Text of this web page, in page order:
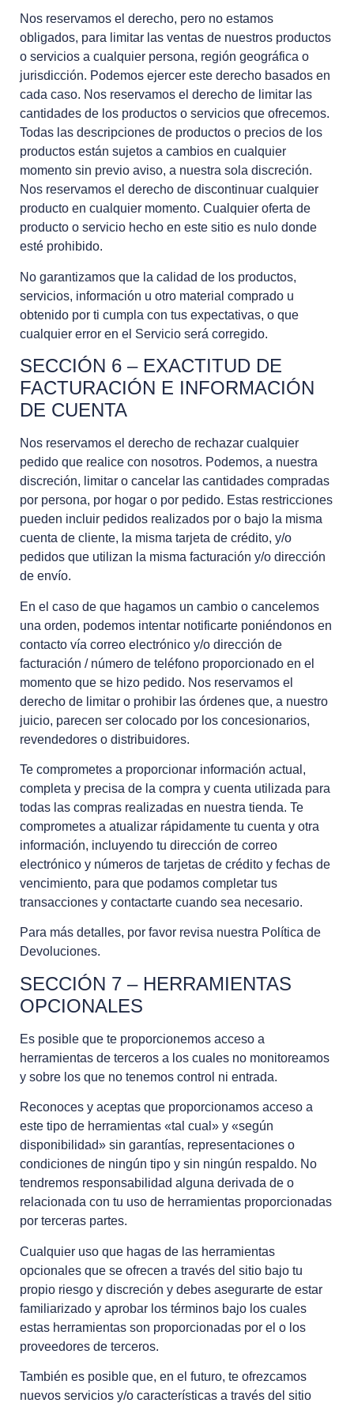
Nos reservamos el derecho, pero no estamos
obligados, para limitar las ventas de nuestros productos
o servicios a cualquier persona, región geográfica o
jurisdicción. Podemos ejercer este derecho basados en
cada caso. Nos reservamos el derecho de limitar las
cantidades de los productos o servicios que ofrecemos.
Todas las descripciones de productos o precios de los
productos están sujetos a cambios en cualquier
momento sin previo aviso, a nuestra sola discreción.
Nos reservamos el derecho de discontinuar cualquier
producto en cualquier momento. Cualquier oferta de
producto o servicio hecho en este sitio es nulo donde
esté prohibido.
No garantizamos que la calidad de los productos,
servicios, información u otro material comprado u
obtenido por ti cumpla con tus expectativas, o que
cualquier error en el Servicio será corregido.
SECCIÓN 6 – EXACTITUD DE
FACTURACIÓN E INFORMACIÓN
DE CUENTA
Nos reservamos el derecho de rechazar cualquier
pedido que realice con nosotros. Podemos, a nuestra
discreción, limitar o cancelar las cantidades compradas
por persona, por hogar o por pedido. Estas restricciones
pueden incluir pedidos realizados por o bajo la misma
cuenta de cliente, la misma tarjeta de crédito, y/o
pedidos que utilizan la misma facturación y/o dirección
de envío.
En el caso de que hagamos un cambio o cancelemos
una orden, podemos intentar notificarte poniéndonos en
contacto vía correo electrónico y/o dirección de
facturación / número de teléfono proporcionado en el
momento que se hizo pedido. Nos reservamos el
derecho de limitar o prohibir las órdenes que, a nuestro
juicio, parecen ser colocado por los concesionarios,
revendedores o distribuidores.
Te comprometes a proporcionar información actual,
completa y precisa de la compra y cuenta utilizada para
todas las compras realizadas en nuestra tienda. Te
comprometes a atualizar rápidamente tu cuenta y otra
información, incluyendo tu dirección de correo
electrónico y números de tarjetas de crédito y fechas de
vencimiento, para que podamos completar tus
transacciones y contactarte cuando sea necesario.
Para más detalles, por favor revisa nuestra Política de
Devoluciones.
SECCIÓN 7 – HERRAMIENTAS
OPCIONALES
Es posible que te proporcionemos acceso a
herramientas de terceros a los cuales no monitoreamos
y sobre los que no tenemos control ni entrada.
Reconoces y aceptas que proporcionamos acceso a
este tipo de herramientas «tal cual» y «según
disponibilidad» sin garantías, representaciones o
condiciones de ningún tipo y sin ningún respaldo. No
tendremos responsabilidad alguna derivada de o
relacionada con tu uso de herramientas proporcionadas
por terceras partes.
Cualquier uso que hagas de las herramientas
opcionales que se ofrecen a través del sitio bajo tu
propio riesgo y discreción y debes asegurarte de estar
familiarizado y aprobar los términos bajo los cuales
estas herramientas son proporcionadas por el o los
proveedores de terceros.
También es posible que, en el futuro, te ofrezcamos
nuevos servicios y/o características a través del sitio